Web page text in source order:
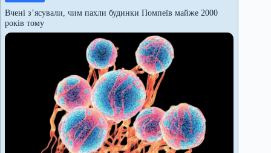
Вчені з’ясували, чим пахли будинки Помпеїв майже 2000
років тому